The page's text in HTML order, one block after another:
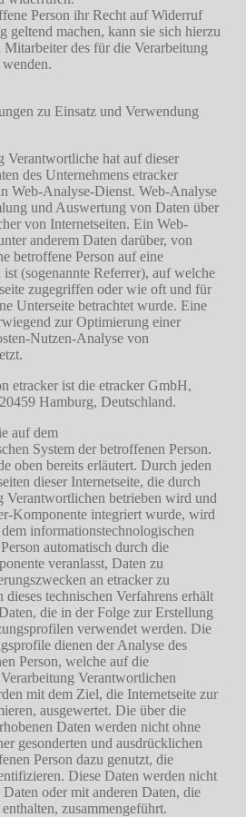
Person ihr Recht auf Widerruf
geltend machen, kann sie sich hierzu
Mitarbeiter des für die Verarbeitung
zu Einsatz und Verwendung
Verantwortliche hat auf dieser
des Unternehmens etracker
Web-Analyse-Dienst. Web-Analyse
und Auswertung von Daten über
von Internetseiten. Ein Web-
anderem Daten darüber, von
betroffene Person auf eine
ist (sogenannte Referrer), auf welche
zugegriffen oder wie oft und für
Unterseite betrachtet wurde. Eine
zur Optimierung einer
Nutzen-Analyse von
etracker ist die etracker GmbH,
Hamburg, Deutschland.
auf dem
System der betroffenen Person.
oben bereits erläutert. Durch jeden
dieser Internetseite, die durch
Verantwortlichen betrieben wird und
Komponente integriert wurde, wird
informationstechnologischen
automatisch durch die
veranlasst, Daten zu
an etracker zu
technischen Verfahrens erhält
die in der Folge zur Erstellung
verwendet werden. Die
dienen der Analyse des
Person, welche auf die
Verantwortlichen
mit dem Ziel, die Internetseite zur
ausgewertet. Die über die
Daten werden nicht ohne
gesonderten und ausdrücklichen
Person dazu genutzt, die
Diese Daten werden nicht
oder mit anderen Daten, die
zusammengeführt.